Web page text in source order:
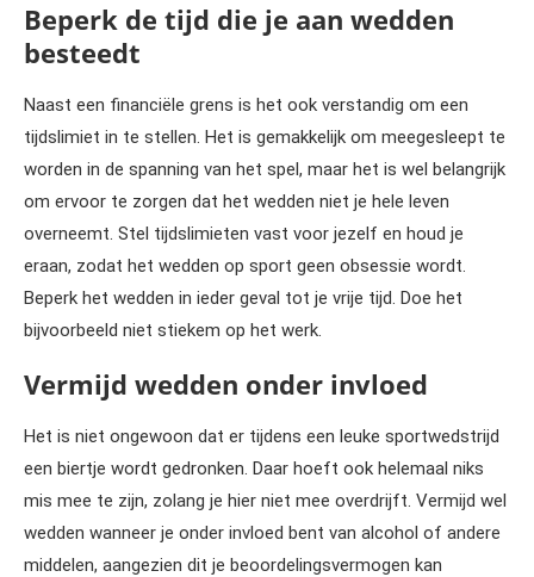
Beperk de tijd die je aan wedden
besteedt
Naast een financiële grens is het ook verstandig om een
tijdslimiet in te stellen. Het is gemakkelijk om meegesleept te
worden in de spanning van het spel, maar het is wel belangrijk
om ervoor te zorgen dat het wedden niet je hele leven
overneemt. Stel tijdslimieten vast voor jezelf en houd je
eraan, zodat het wedden op sport geen obsessie wordt.
Beperk het wedden in ieder geval tot je vrije tijd. Doe het
bijvoorbeeld niet stiekem op het werk.
Vermijd wedden onder invloed
Het is niet ongewoon dat er tijdens een leuke sportwedstrijd
een biertje wordt gedronken. Daar hoeft ook helemaal niks
mis mee te zijn, zolang je hier niet mee overdrijft. Vermijd wel
wedden wanneer je onder invloed bent van alcohol of andere
middelen, aangezien dit je beoordelingsvermogen kan